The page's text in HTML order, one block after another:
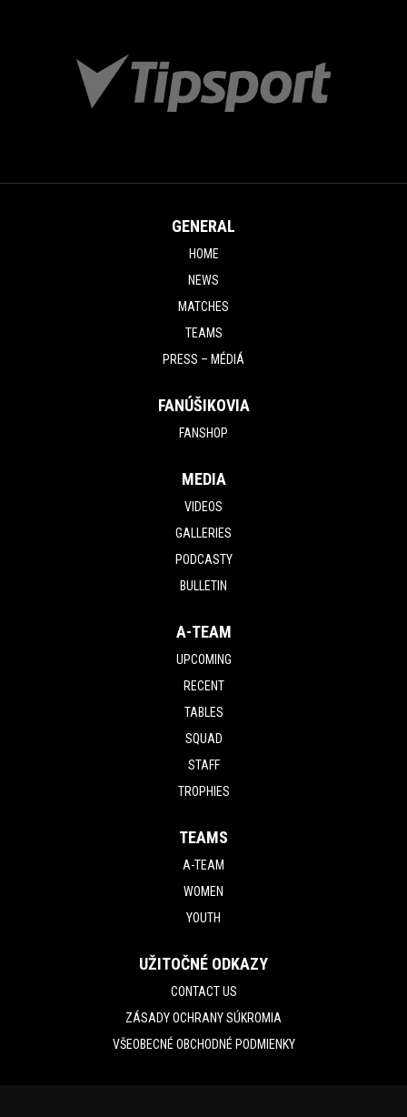
GENERAL
HOME
NEWS
MATCHES
TEAMS
PRESS – MÉDIÁ
FANÚŠIKOVIA
FANSHOP
MEDIA
VIDEOS
GALLERIES
PODCASTY
BULLETIN
A-TEAM
UPCOMING
RECENT
TABLES
SQUAD
STAFF
TROPHIES
TEAMS
A-TEAM
WOMEN
YOUTH
UŽITOČNÉ ODKAZY
CONTACT US
ZÁSADY OCHRANY SÚKROMIA
VŠEOBECNÉ OBCHODNÉ PODMIENKY